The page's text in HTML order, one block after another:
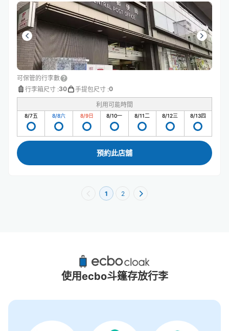
可保管的行李數
行李箱尺寸 :30 手提包尺寸 :0
利用可能時間
8/7五 8/8六 8/9日 8/10一 8/11二 8/12三 8/13四
預約此店舖
1 2
桂站附近推薦的寄物櫃
3個投幣式置物櫃
使用ecbo斗篷存放行李